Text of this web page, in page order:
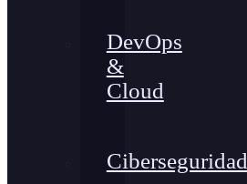
DevOps
&
Cloud
Ciberseguridad